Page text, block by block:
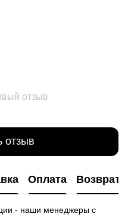
отзыв
отзыв
Оплата Возврат
- наши менеджеры с